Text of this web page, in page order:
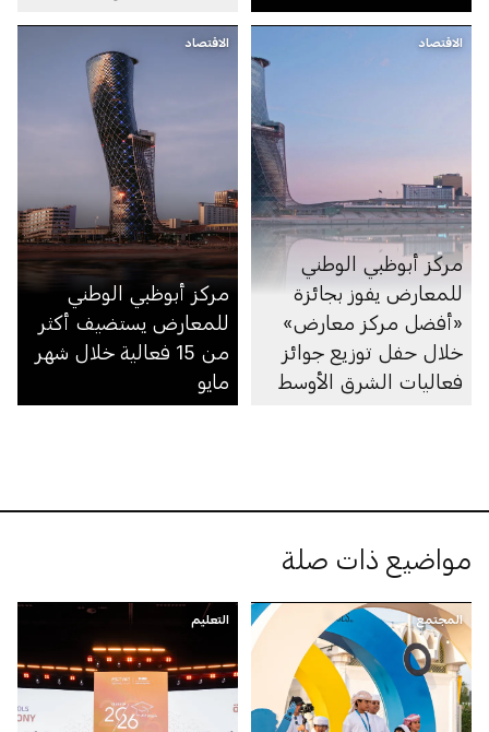
الاقتصاد
مركز أبوظبي الوطني
للمعارض يفوز بجائزة
«أفضل مركز معارض»
خلال حفل توزيع جوائز
فعاليات الشرق الأوسط
الاقتصاد
مركز أبوظبي الوطني
للمعارض يستضيف أكثر
من 15 فعالية خلال شهر
مايو
مواضيع ذات صلة
المجتمع التعليم